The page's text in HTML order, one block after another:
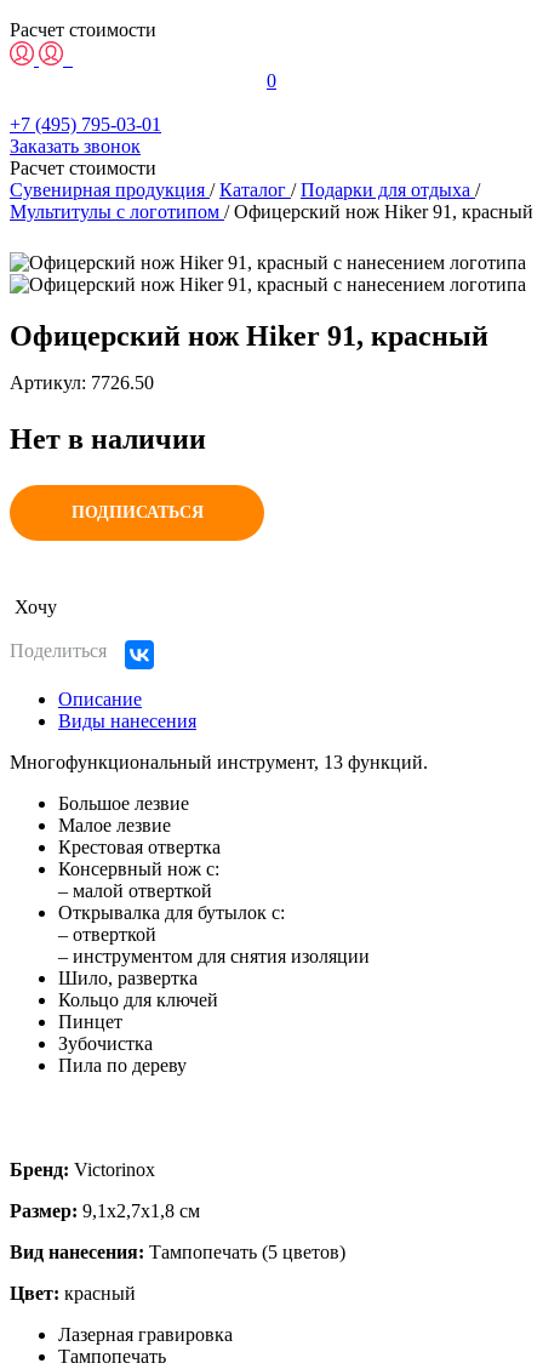
Расчет стоимости
0
+7 (495) 795-03-01
Заказать звонок
Расчет стоимости
Сувенирная продукция / Каталог / Подарки для отдыха /
Мультитулы с логотипом / Офицерский нож Hiker 91, красный
Офицерский нож Hiker 91, красный
Артикул: 7726.50
Нет в наличии
ПОДПИСАТЬСЯ
Хочу
Поделиться
Описание
Виды нанесения
Многофункциональный инструмент, 13 функций.
Большое лезвие
Малое лезвие
Крестовая отвертка
Консервный нож с:
– малой отверткой
Открывалка для бутылок с:
– отверткой
– инструментом для снятия изоляции
Шило, развертка
Кольцо для ключей
Пинцет
Зубочистка
Пила по дереву
Бренд: Victorinox
Размер: 9,1x2,7x1,8 см
Вид нанесения: Тампопечать (5 цветов)
Цвет: красный
Лазерная гравировка
Тампопечать